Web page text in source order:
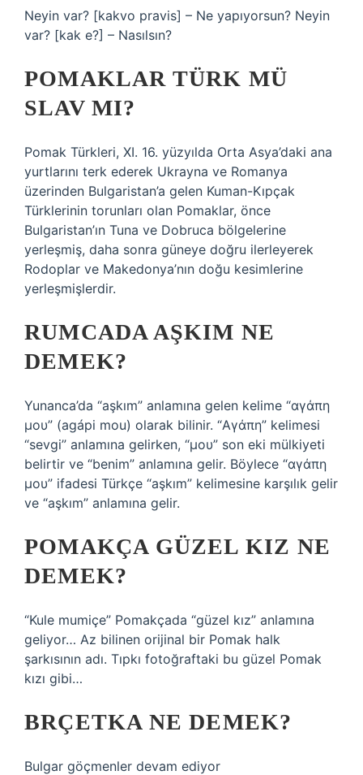
Neyin var? [kakvo pravis] – Ne yapıyorsun? Neyin
var? [kak e?] – Nasılsın?
POMAKLAR TÜRK MÜ
SLAV MI?
Pomak Türkleri, XI. 16. yüzyılda Orta Asya’daki ana
yurtlarını terk ederek Ukrayna ve Romanya
üzerinden Bulgaristan’a gelen Kuman-Kıpçak
Türklerinin torunları olan Pomaklar, önce
Bulgaristan’ın Tuna ve Dobruca bölgelerine
yerleşmiş, daha sonra güneye doğru ilerleyerek
Rodoplar ve Makedonya’nın doğu kesimlerine
yerleşmişlerdir.
RUMCADA AŞKIM NE
DEMEK?
Yunanca’da “aşkım” anlamına gelen kelime “αγάπη
μου” (agápi mou) olarak bilinir. “Αγάπη” kelimesi
“sevgi” anlamına gelirken, “μου” son eki mülkiyeti
belirtir ve “benim” anlamına gelir. Böylece “αγάπη
μου” ifadesi Türkçe “aşkım” kelimesine karşılık gelir
ve “aşkım” anlamına gelir.
POMAKÇA GÜZEL KIZ NE
DEMEK?
“Kule mumiçe” Pomakçada “güzel kız” anlamına
geliyor… Az bilinen orijinal bir Pomak halk
şarkısının adı. Tıpkı fotoğraftaki bu güzel Pomak
kızı gibi…
BRÇETKA NE DEMEK?
Bulgar göçmenler devam ediyor